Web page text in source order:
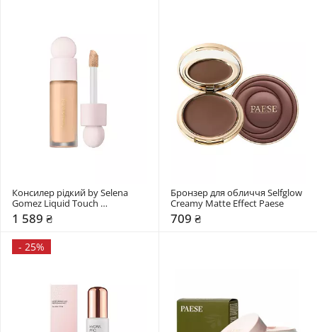
Консилер рідкий by Selena
Gomez Liquid Touch
Brightening Concealer Rare
Beauty
1 589 ₴
Бронзер для обличчя Selfglow
Creamy Matte Effect Paese
709 ₴
- 25%